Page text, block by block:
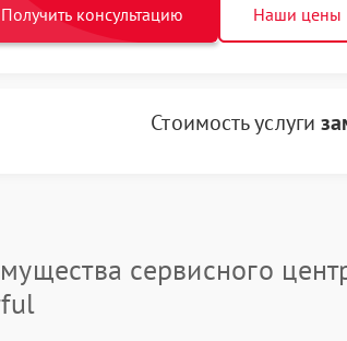
Получить консультацию Наши цены
Стоимость услуги
сервисного